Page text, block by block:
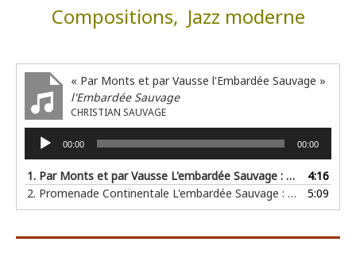
Compositions, Jazz moderne
« Par Monts et par Vausse l'Embardée Sauvage »
l'Embardée Sauvage
CHRISTIAN SAUVAGE
Lecteur
audio
00:00 00:00
1. Par Monts et par Vausse L'embardée Sauvage : Thomas Letellier sax / Simon Valmort Batterie / Christian Sauvage Piano / Composition
4:16
2. Promenade Continentale L'embardée Sauvage : Thomas Letellier sax / Simon Valmort Batterie / Christian Sauvage Piano / Composition
5:09